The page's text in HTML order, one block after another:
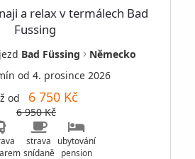
a relax v termálech Bad
Fussing
Bad Füssing
Německo
od 4. prosince 2026
od 6 750 Kč
6 950 Kč
strava
snídaně
ubytování
pension